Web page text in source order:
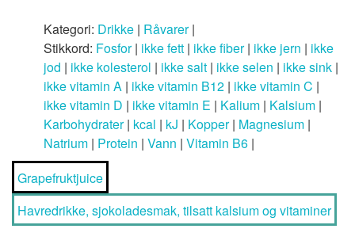
Kategori: Drikke | Råvarer|
Stikkord: Fosfor| ikke fett | ikke fiber| ikke jern | ikke
jod | ikke kolesterol | ikke salt | ikke selen | ikke sink |
ikke vitamin A | ikke vitamin B12 | ikke vitamin C |
ikke vitamin D | ikke vitamin E | Kalium | Kalsium |
Karbohydrater| kcal | kJ | Kopper| Magnesium |
Natrium | Protein | Vann | Vitamin B6 |
Grapefruktjuice
Havredrikke, sjokoladesmak, tilsatt kalsium og vitaminer